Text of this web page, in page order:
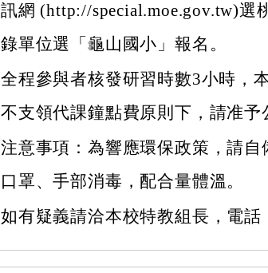
訊網 (http://special.moe.gov.tw)選
錄單位選「龜山國小」報名。
全程參與者核發研習時數3小時，
不支領代課鐘點費原則下，請准予
注意事項：為響應環保政策，請
口罩、手部消毒，配合量體溫。
如有疑義請洽本校特教組長，電話